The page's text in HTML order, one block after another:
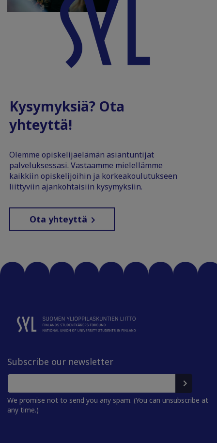
Kysymyksiä? Ota
yhteyttä!
Olemme opiskelijaelämän asiantuntijat
palveluksessasi. Vastaamme mielellämme
kaikkiin opiskelijoihin ja korkeakoulutukseen
liittyviin ajankohtaisiin kysymyksiin.
Ota yhteyttä
Subscribe our newsletter
We promise not to send you any spam. (You can unsubscribe at
any time.)